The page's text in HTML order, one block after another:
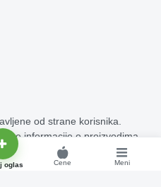
od strane korisnika.
sve informacije o proizvodima
i bez grešaka.
Sva prava su zadržana.
oglas Cene Meni